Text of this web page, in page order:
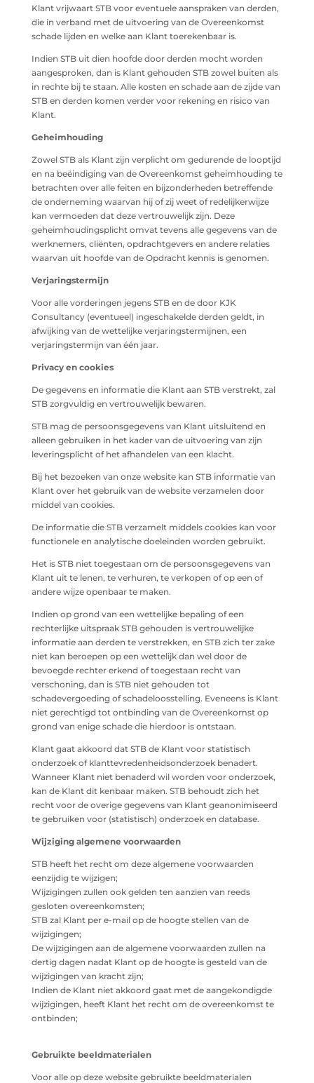
Klant vrijwaart STB voor eventuele aanspraken van derden,
die in verband met de uitvoering van de Overeenkomst
schade lijden en welke aan Klant toerekenbaar is.
Indien STB uit dien hoofde door derden mocht worden
aangesproken, dan is Klant gehouden STB zowel buiten als
in rechte bij te staan. Alle kosten en schade aan de zijde van
STB en derden komen verder voor rekening en risico van
Klant.
Geheimhouding
Zowel STB als Klant zijn verplicht om gedurende de looptijd
en na beëindiging van de Overeenkomst geheimhouding te
betrachten over alle feiten en bijzonderheden betreffende
de onderneming waarvan hij of zij weet of redelijkerwijze
kan vermoeden dat deze vertrouwelijk zijn. Deze
geheimhoudingsplicht omvat tevens alle gegevens van de
werknemers, cliënten, opdrachtgevers en andere relaties
waarvan uit hoofde van de Opdracht kennis is genomen.
Verjaringstermijn
Voor alle vorderingen jegens STB en de door KJK
Consultancy (eventueel) ingeschakelde derden geldt, in
afwijking van de wettelijke verjaringstermijnen, een
verjaringstermijn van één jaar.
Privacy en cookies
De gegevens en informatie die Klant aan STB verstrekt, zal
STB zorgvuldig en vertrouwelijk bewaren.
STB mag de persoonsgegevens van Klant uitsluitend en
alleen gebruiken in het kader van de uitvoering van zijn
leveringsplicht of het afhandelen van een klacht.
Bij het bezoeken van onze website kan STB informatie van
Klant over het gebruik van de website verzamelen door
middel van cookies.
De informatie die STB verzamelt middels cookies kan voor
functionele en analytische doeleinden worden gebruikt.
Het is STB niet toegestaan om de persoonsgegevens van
Klant uit te lenen, te verhuren, te verkopen of op een of
andere wijze openbaar te maken.
Indien op grond van een wettelijke bepaling of een
rechterlijke uitspraak STB gehouden is vertrouwelijke
informatie aan derden te verstrekken, en STB zich ter zake
niet kan beroepen op een wettelijk dan wel door de
bevoegde rechter erkend of toegestaan recht van
verschoning, dan is STB niet gehouden tot
schadevergoeding of schadeloosstelling. Eveneens is Klant
niet gerechtigd tot ontbinding van de Overeenkomst op
grond van enige schade die hierdoor is ontstaan.
Klant gaat akkoord dat STB de Klant voor statistisch
onderzoek of klanttevredenheidsonderzoek benadert.
Wanneer Klant niet benaderd wil worden voor onderzoek,
kan de Klant dit kenbaar maken. STB behoudt zich het
recht voor de overige gegevens van Klant geanonimiseerd
te gebruiken voor (statistisch) onderzoek en database.
Wijziging algemene voorwaarden
STB heeft het recht om deze algemene voorwaarden
eenzijdig te wijzigen;
Wijzigingen zullen ook gelden ten aanzien van reeds
gesloten overeenkomsten;
STB zal Klant per e-mail op de hoogte stellen van de
wijzigingen;
De wijzigingen aan de algemene voorwaarden zullen na
dertig dagen nadat Klant op de hoogte is gesteld van de
wijzigingen van kracht zijn;
Indien de Klant niet akkoord gaat met de aangekondigde
wijzigingen, heeft Klant het recht om de overeenkomst te
ontbinden;
Gebruikte beeldmaterialen
Voor alle op deze website gebruikte beeldmaterialen